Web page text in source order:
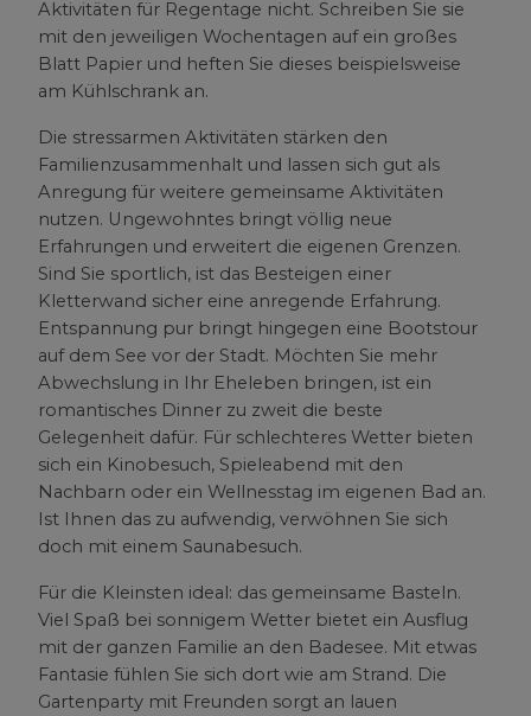
Aktivitäten für Regentage nicht. Schreiben Sie sie
mit den jeweiligen Wochentagen auf ein großes
Blatt Papier und heften Sie dieses beispielsweise
am Kühlschrank an.
Die stressarmen Aktivitäten stärken den
Familienzusammenhalt und lassen sich gut als
Anregung für weitere gemeinsame Aktivitäten
nutzen. Ungewohntes bringt völlig neue
Erfahrungen und erweitert die eigenen Grenzen.
Sind Sie sportlich, ist das Besteigen einer
Kletterwand sicher eine anregende Erfahrung.
Entspannung pur bringt hingegen eine Bootstour
auf dem See vor der Stadt. Möchten Sie mehr
Abwechslung in Ihr Eheleben bringen, ist ein
romantisches Dinner zu zweit die beste
Gelegenheit dafür. Für schlechteres Wetter bieten
sich ein Kinobesuch, Spieleabend mit den
Nachbarn oder ein Wellnesstag im eigenen Bad an.
Ist Ihnen das zu aufwendig, verwöhnen Sie sich
doch mit einem Saunabesuch.
Für die Kleinsten ideal: das gemeinsame Basteln.
Viel Spaß bei sonnigem Wetter bietet ein Ausflug
mit der ganzen Familie an den Badesee. Mit etwas
Fantasie fühlen Sie sich dort wie am Strand. Die
Gartenparty mit Freunden sorgt an lauen